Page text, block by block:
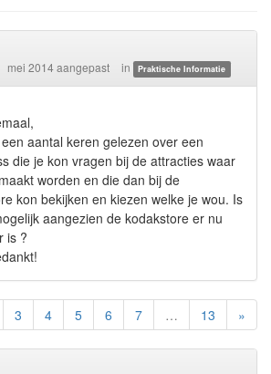
mei 2014 aangepast in Praktische Informatie
aantal keren gelezen over een
die je kon vragen bij de attracties waar
worden en die dan bij de
kon bekijken en kiezen welke je wou. Is
aangezien de kodakstore er nu
is ?
3 4 5 6 7 … 13 »